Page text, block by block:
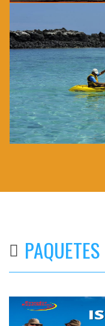
PAQUETES